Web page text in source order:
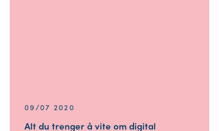
09/07 2020
Alt du trenger å vite om digital